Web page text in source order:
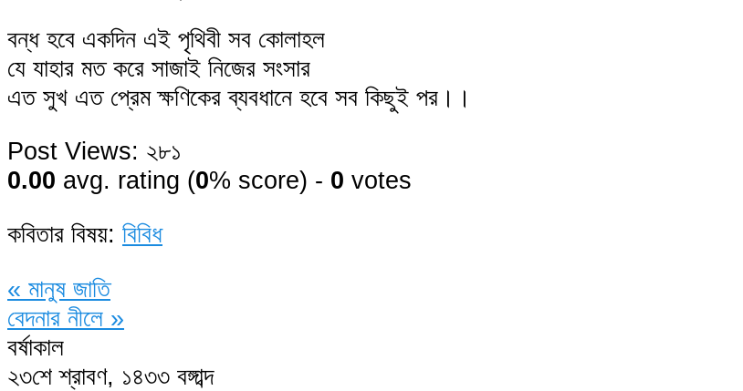
বন্ধ হবে একদিন এই পৃথিবী সব কোলাহল
যে যাহার মত করে সাজাই নিজের সংসার
এত সুখ এত প্রেম ক্ষণিকের ব্যবধানে হবে সব কিছুই পর।।
Post Views: ২৮১
0.00 avg. rating (0% score) - 0 votes
কবিতার বিষয়: বিবিধ
« মানুষ জাতি
বেদনার নীলে »
বর্ষাকাল
২৩শে শ্রাবণ, ১৪৩৩ বঙ্গাব্দ